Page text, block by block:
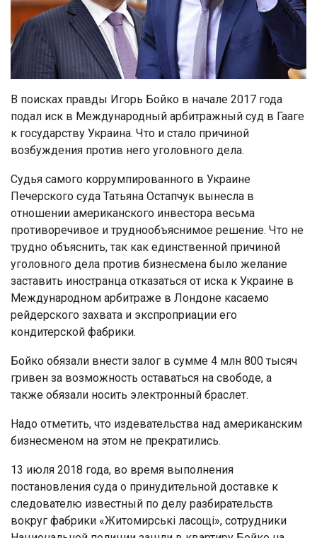
В поисках правды Игорь Бойко в начале 2017 года
подал иск в Международный арбитражный суд в Гааге
к государству Украина. Что и стало причиной
возбуждения против него уголовного дела.
Судья самого коррумпированного в Украине
Печерского суда Татьяна Остапчук вынесла в
отношении американского инвестора весьма
противоречивое и труднообъяснимое решение. Что не
трудно объяснить, так как единственной причиной
уголовного дела против бизнесмена было желание
заставить иностранца отказаться от иска к Украине в
Международном арбитраже в Лондоне касаемо
рейдерского захвата и экспроприации его
кондитерской фабрики.
Бойко обязали внести залог в сумме 4 млн 800 тысяч
гривен за возможность оставаться на свободе, а
также обязали носить электронный браслет.
Надо отметить, что издевательства над американским
бизнесменом на этом не прекратились.
13 июля 2018 года, во время выполнения
постановления суда о принудительной доставке к
следователю известный по делу разбирательств
вокруг фабрики «Житомирські ласощі», сотрудники